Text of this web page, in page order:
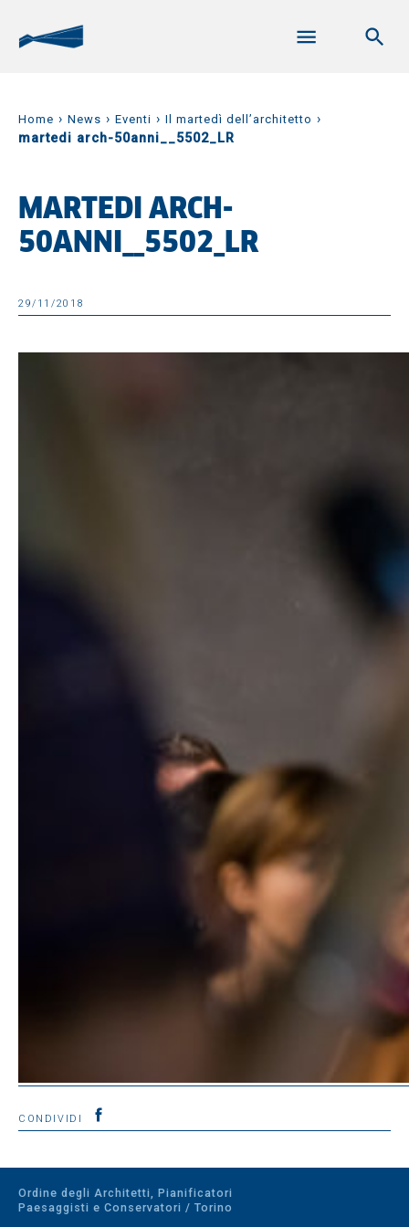
Home › News › Eventi › Il martedì dell’architetto ›
martedi arch-50anni__5502_LR
MARTEDI ARCH-
50ANNI__5502_LR
29/11/2018
CONDIVIDI
Ordine degli Architetti, Pianificatori
Paesaggisti e Conservatori / Torino